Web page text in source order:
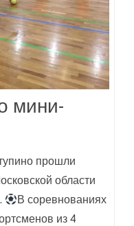
мини-
прошли
области
В соревнованиях
из 4